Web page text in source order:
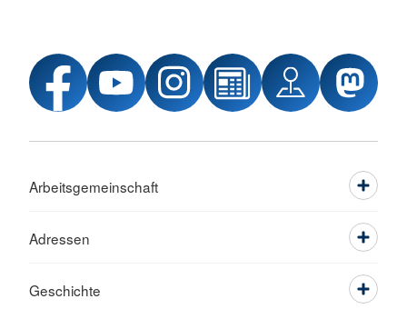
Arbeitsgemeinschaft
Adressen
Geschichte